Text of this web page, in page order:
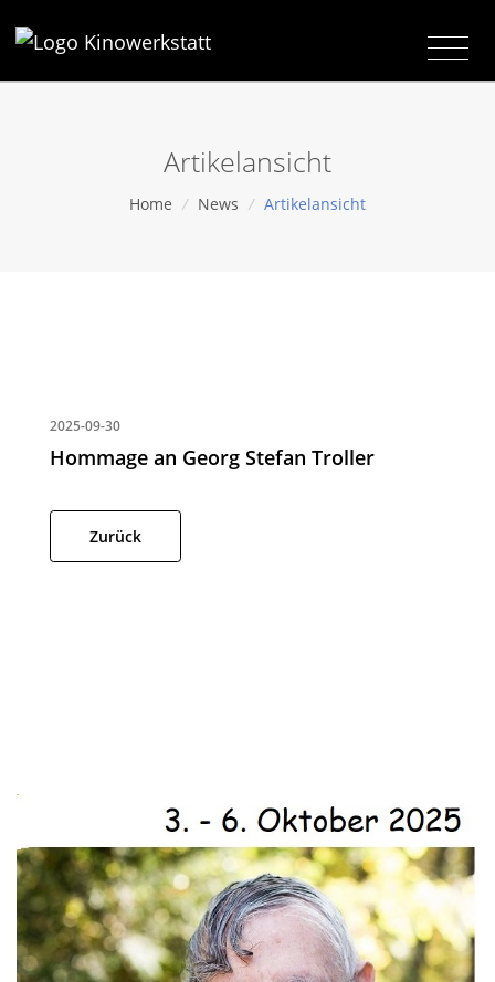
Artikelansicht
Home / News / Artikelansicht
2025-09-30
Hommage an Georg Stefan Troller
Zurück